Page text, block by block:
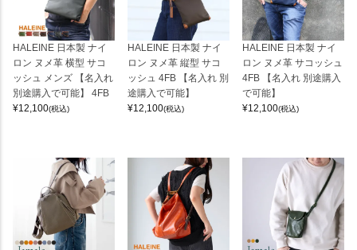
HALEINE 日本製 ナイ
ロン ヌメ革 横型 サコ
ッシュ メンズ 【名入れ
別途購入で可能】 4FB
¥12,100(税込)
HALEINE 日本製 ナイ
ロン ヌメ革 縦型 サコ
ッシュ 4FB 【名入れ 別
途購入で可能】
¥12,100(税込)
HALEINE 日本製 ナイ
ロン ヌメ革 サコッシュ
4FB 【名入れ 別途購入
で可能】
¥12,100(税込)